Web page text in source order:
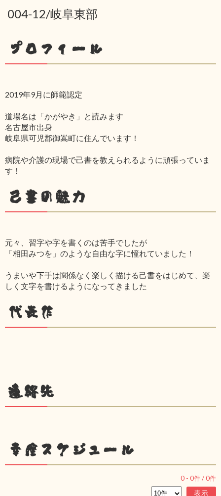
004-12/岐阜東部
プロフィール
2019年9月に師範認定
道場名は「かがやき」と読みます
名古屋市出身
岐阜県可児郡御嵩町に住んでいます！
病院や介護の現場で己書を教えられるように頑張っていま
す！
己書の魅力
元々、習字や字を書くのは苦手でしたが
「相田みつを」のような自由な字に憧れていました！
うまいや下手は関係なく楽しく描ける己書をはじめて、楽
しく文字を書けるようになってきました
代表作
連絡先
幸座スケジュール
0 - 0件 /0件